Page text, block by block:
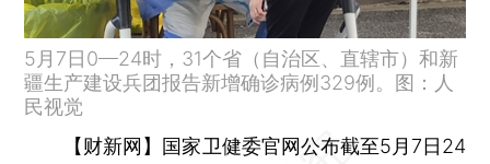
5月7日0—24时，31个省（自治区、直辖市）和新
疆生产建设兵团报告新增确诊病例329例。图：人
民视觉
【财新网】 国家卫健委官网公布截至5月7日24